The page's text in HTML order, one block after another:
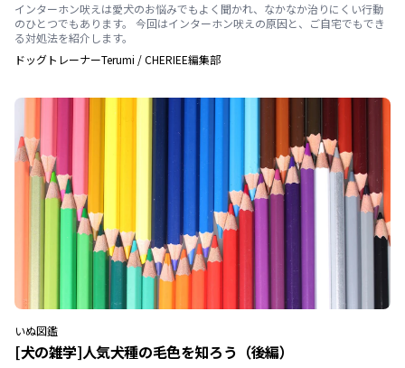
インターホン吠えは愛犬のお悩みでもよく聞かれ、なかなか治りにくい行動
のひとつでもあります。 今回はインターホン吠えの原因と、ご自宅でもでき
る対処法を紹介します。
ドッグトレーナーTerumi /CHERIEE編集部
いぬ図鑑
[犬の雑学]人気犬種の毛色を知ろう（後編）